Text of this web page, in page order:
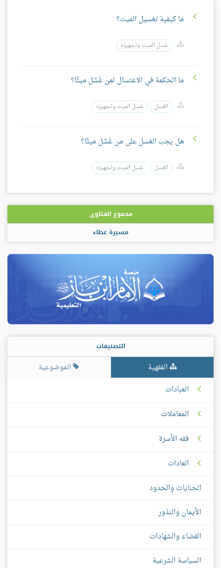
ما كيفية تغسيل الميت؟
غسل الميت وتجهيزه
ما الحكمة في الاغتسال لمن غَسَّل ميتًا؟
الغسل غسل الميت وتجهيزه
هل يجب الغسل على من غَسَّل ميتًا؟
الغسل غسل الميت وتجهيزه
مجموع الفتاوى
مسيرة عطاء
التصنيفات
الفقهية
الموضوعية
العبادات
المعاملات
فقه الأسرة
العادات
الجنايات والحدود
الأيمان والنذور
القضاء والشهادات
السياسة الشرعية